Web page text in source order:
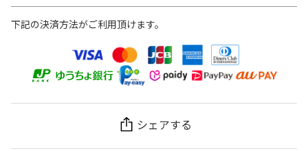
下記の決済方法がご利用頂けます。
シェアする